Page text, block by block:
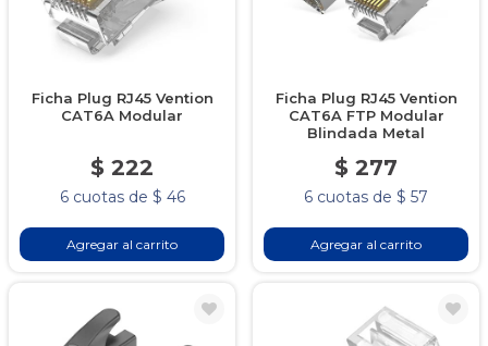
Ficha Plug RJ45 Vention
CAT6A Modular
$ 222
6 cuotas de $ 46
Agregar al carrito
Ficha Plug RJ45 Vention
CAT6A FTP Modular
Blindada Metal
$ 277
6 cuotas de $ 57
Agregar al carrito